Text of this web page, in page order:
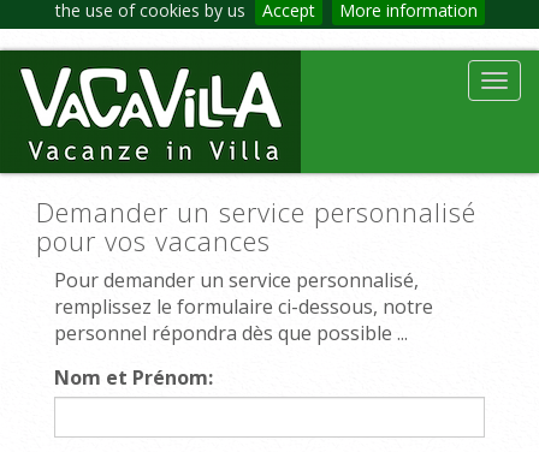
the use of cookies by us Accept More information
Demander un service personnalisé
pour vos vacances
Pour demander un service personnalisé,
remplissez le formulaire ci-dessous, notre
personnel répondra dès que possible ...
Nom et Prénom: